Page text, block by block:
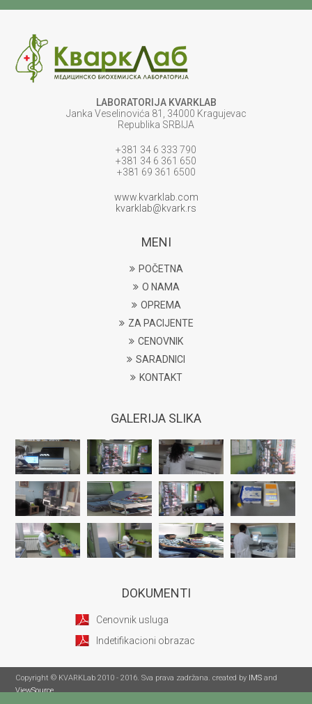
LABORATORIJA KVARKLAB
Janka Veselinovića 81, 34000 Kragujevac
Republika SRBIJA
+381 34 6 333 790
+381 34 6 361 650
+381 69 361 6500
www.kvarklab.com
kvarklab@kvark.rs
MENI
POČETNA
O NAMA
OPREMA
ZA PACIJENTE
CENOVNIK
SARADNICI
KONTAKT
GALERIJA SLIKA
DOKUMENTI
Cenovnik usluga
Indetifikacioni obrazac
Copyright © KVARKLab 2010 - 2016. Sva prava zadržana. created by IMS and
ViewSource